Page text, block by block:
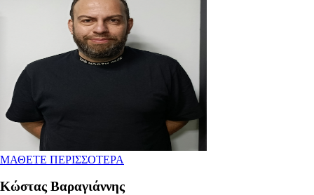
ΜΑΘΕΤΕ ΠΕΡΙΣΣΟΤΕΡΑ
Κώστας Βαραγιάννης